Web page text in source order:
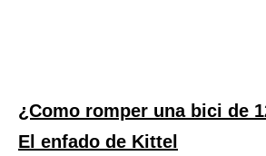
¿Como romper una bici de
El enfado de Kittel